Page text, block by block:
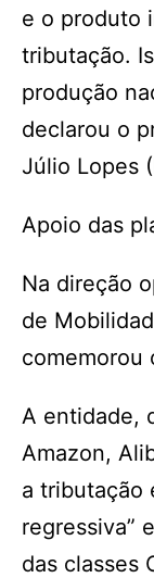
e o produto
tributação.
produção
declarou o
Júlio Lopes
Apoio das
Na direção
de
comemorou
A entidade,
Amazon,
a tributação
regressiva”
das classes